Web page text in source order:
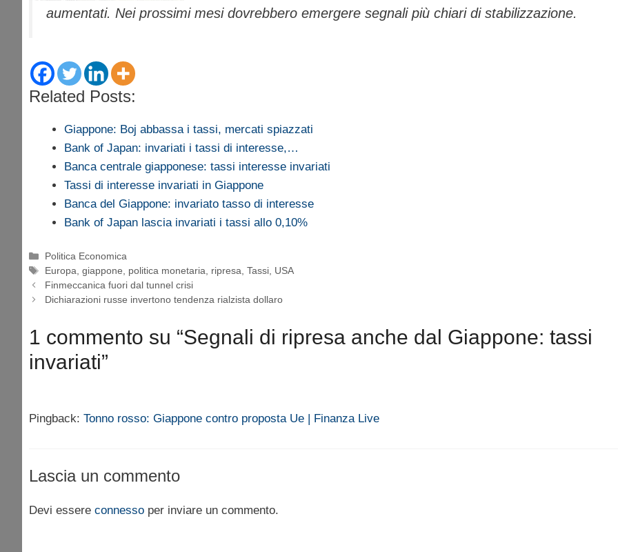
aumentati. Nei prossimi mesi dovrebbero emergere segnali più chiari di stabilizzazione.
Related Posts:
Giappone: Boj abbassa i tassi, mercati spiazzati
Bank of Japan: invariati i tassi di interesse,…
Banca centrale giapponese: tassi interesse invariati
Tassi di interesse invariati in Giappone
Banca del Giappone: invariato tasso di interesse
Bank of Japan lascia invariati i tassi allo 0,10%
Categorie
Politica Economica
Tag
Europa,giappone, politica monetaria, ripresa,Tassi, USA
Finmeccanica fuori dal tunnel crisi
Dichiarazioni russe invertono tendenza rialzista dollaro
1 commento su “Segnali di ripresa anche dal Giappone: tassi
invariati”
Pingback: Tonno rosso: Giappone contro proposta Ue | Finanza Live
Lascia un commento
Devi essere connesso per inviare un commento.